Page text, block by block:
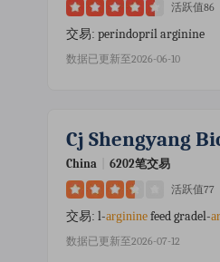
活跃值86
交易: peri̇ndopri̇l argi̇ni̇ne
数据已更新至2026-06-10
Cj Shengyang
China 6202笔交易
活跃值77
交易: l-arginine feed gradel-
数据已更新至2026-07-12